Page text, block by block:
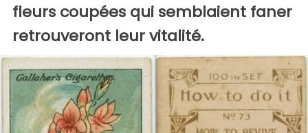
fleurs coupées qui semblaient faner
retrouveront leur vitalité.